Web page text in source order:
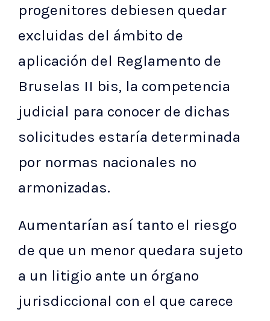
progenitores debiesen quedar
excluidas del ámbito de
aplicación del Reglamento de
Bruselas II bis, la competencia
judicial para conocer de dichas
solicitudes estaría determinada
por normas nacionales no
armonizadas.
Aumentarían así tanto el riesgo
de que un menor quedara sujeto
a un litigio ante un órgano
jurisdiccional con el que carece